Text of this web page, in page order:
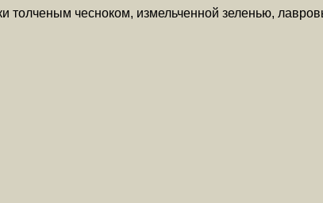
чесноком, измельченной зеленью,